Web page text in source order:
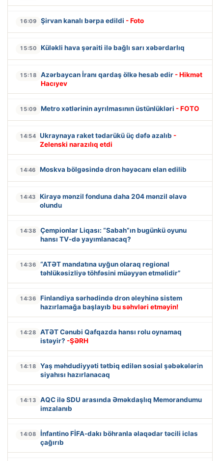
16:09 Şirvan kanalı bərpa edildi - Foto
15:50 Küləkli hava şəraiti ilə bağlı sarı xəbərdarlıq
15:18 Azərbaycan İranı qardaş ölkə hesab edir - Hikmət
Hacıyev
15:09 Metro xətlərinin ayrılmasının üstünlükləri - FOTO
14:54 Ukraynaya raket tədarükü üç dəfə azalıb -
Zelenski narazılıq etdi
14:46 Moskva bölgəsində dron həyəcanı elan edilib
14:43
Kirayə mənzil fonduna daha 204 mənzil əlavə
olundu
14:38
Çempionlar Liqası: “Sabah”ın bugünkü oyunu
hansı TV-də yayımlanacaq?
14:36
“ATƏT mandatına uyğun olaraq regional
təhlükəsizliyə töhfəsini müəyyən etməlidir”
14:36
Finlandiya sərhədində dron əleyhinə sistem
hazırlamağa başlayıb bu səhvləri etməyin!
14:28
ATƏT Cənubi Qafqazda hansı rolu oynamaq
istəyir? -ŞƏRH
14:18
Yaş məhdudiyyəti tətbiq edilən sosial şəbəkələrin
siyahısı hazırlanacaq
14:13
AQC ilə SDU arasında Əməkdaşlıq Memorandumu
imzalanıb
14:08
İnfantino FİFA-dakı böhranla əlaqədar təcili iclas
çağırıb